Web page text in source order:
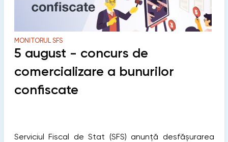
MONITORUL SFS
5 august - concurs de
comercializare a bunurilor
confiscate
Serviciul Fiscal de Stat (SFS) anunță desfășurarea